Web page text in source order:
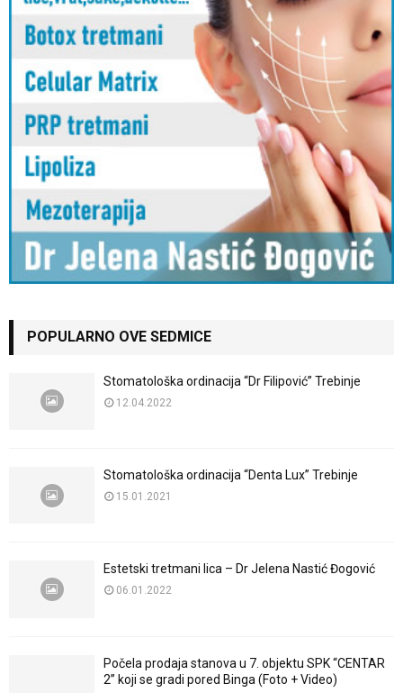
POPULARNO OVE SEDMICE
Stomatološka ordinacija “Dr Filipović” Trebinje
12.04.2022
Stomatološka ordinacija “Denta Lux” Trebinje
15.01.2021
Estetski tretmani lica – Dr Jelena Nastić Đogović
06.01.2022
Počela prodaja stanova u 7. objektu SPK “CENTAR
2” koji se gradi pored Binga (Foto + Video)